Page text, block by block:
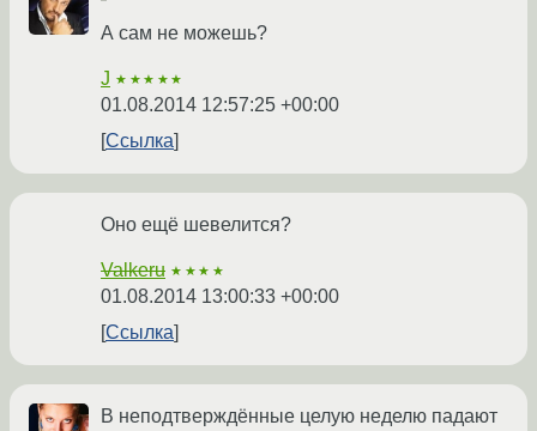
А сам не можешь?
J ★★★★★
01.08.2014 12:57:25 +00:00
Ссылка
Оно ещё шевелится?
Valkeru ★★★★
01.08.2014 13:00:33 +00:00
Ссылка
В неподтверждённые целую неделю падают